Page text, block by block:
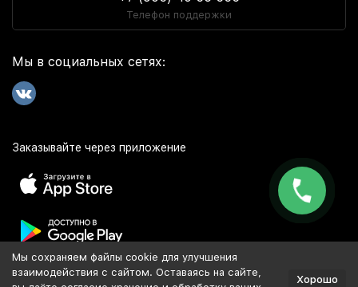
Телефон поддержки
Мы в социальных сетях:
Заказывайте через приложение
Популярное
Мы сохраняем файлы cookie для улучшения
взаимодействия с сайтом. Оставаясь на сайте,
Хорошо